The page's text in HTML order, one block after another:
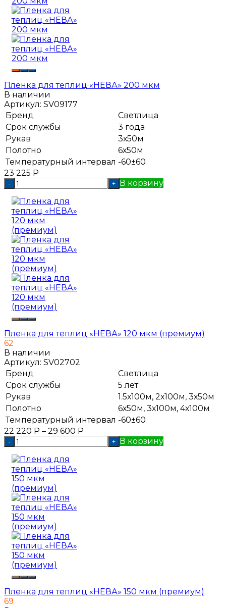
Пленка для теплиц «НЕВА» 200 мкм
В наличии
Артикул: SV09177
Бренд
Светлица
Срок службы
3 года
Рукав
3х50м
Полотно
6х50м
Температурный интервал -60±60
23 225 Р
- + В корзину
Пленка для теплиц «НЕВА» 120 мкм (премиум)
62
В наличии
Артикул: SV02702
Бренд
Светлица
Срок службы
5 лет
Рукав
1.5х100м, 2х100м, 3х50м
Полотно
6х50м, 3х100м, 4х100м
Температурный интервал -60±60
22 220 Р – 29 600 Р
- + В корзину
Пленка для теплиц «НЕВА» 150 мкм (премиум)
69